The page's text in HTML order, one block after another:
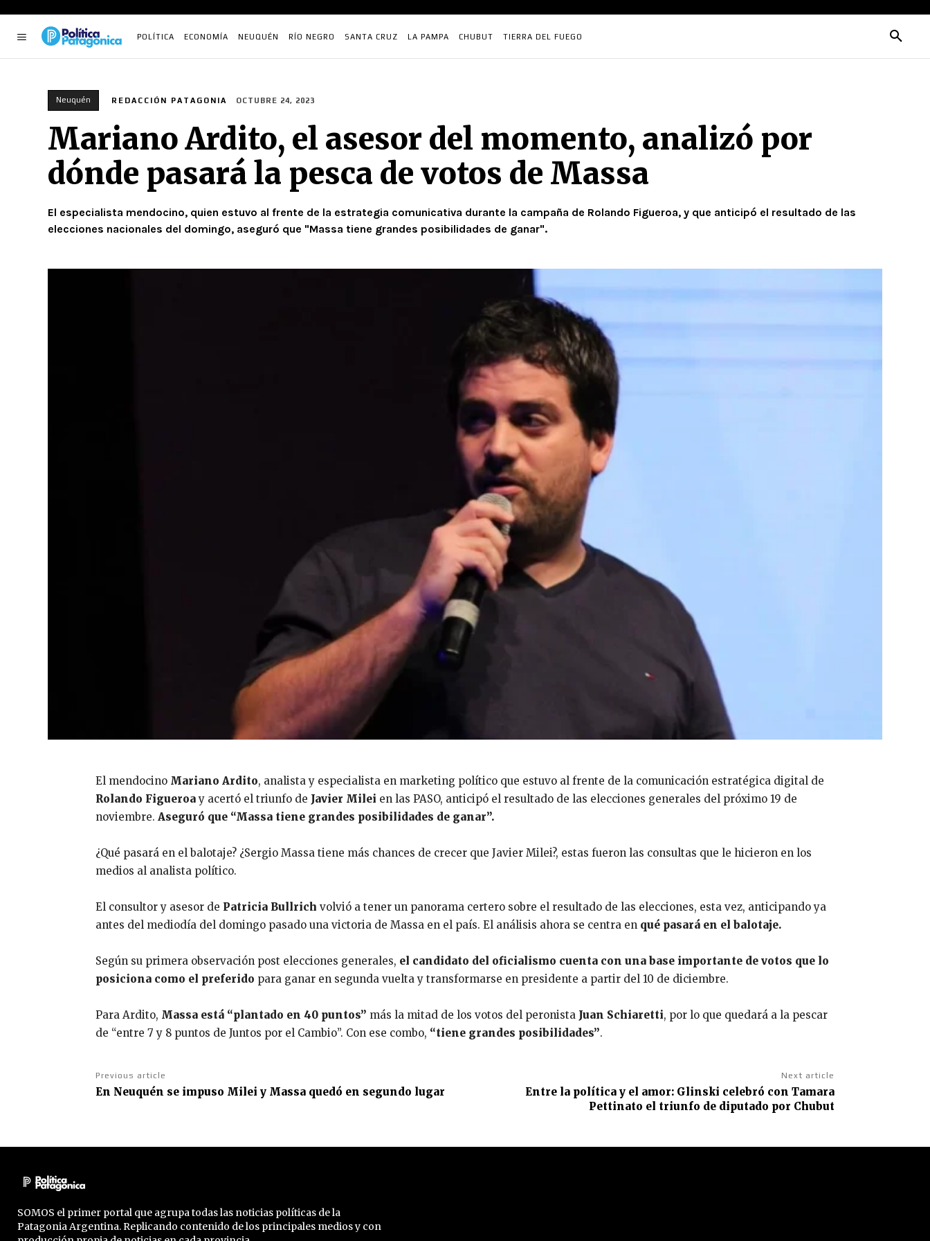
POLÍTICA ECONOMÍA NEUQUÉN RÍO NEGRO SANTA CRUZ LA PAMPA CHUBUT TIERRA DEL FUEGO
Neuquén REDACCIÓN PATAGONIA OCTUBRE 24, 2023
Mariano Ardito, el asesor del momento, analizó por
dónde pasará la pesca de votos de Massa
El especialista mendocino, quien estuvo al frente de la estrategia comunicativa durante la campaña de Rolando Figueroa, y que anticipó el resultado de las
elecciones nacionales del domingo, aseguró que "Massa tiene grandes posibilidades de ganar".
El mendocino Mariano Ardito, analista y especialista en marketing político que estuvo al frente de la comunicación estratégica digital de
Rolando Figueroay acertó el triunfo de Javier Milei en las PASO, anticipó el resultado de las elecciones generales del próximo 19 de
noviembre. Aseguró que “Massa tiene grandes posibilidades de ganar”.
¿Qué pasará en el balotaje? ¿Sergio Massa tiene más chances de crecer que Javier Milei?, estas fueron las consultas que le hicieron en los
medios al analista político.
El consultor y asesor de Patricia Bullrich volvió a tener un panorama certero sobre el resultado de las elecciones, esta vez, anticipando ya
antes del mediodía del domingo pasado una victoria de Massa en el país. El análisis ahora se centra en qué pasará en el balotaje.
Según su primera observación post elecciones generales, el candidato del oficialismo cuenta con una base importante de votos que lo
posiciona como el preferido para ganar en segunda vuelta y transformarse en presidente a partir del 10 de diciembre.
Para Ardito, Massa está “plantado en 40 puntos” más la mitad de los votos del peronista Juan Schiaretti, por lo que quedará a la pescar
de “entre 7 y 8 puntos de Juntos por el Cambio”. Con ese combo, “tiene grandes posibilidades”.
Previous article
En Neuquén se impuso Milei y Massa quedó en segundo lugar
Next article
Entre la política y el amor: Glinski celebró con Tamara
Pettinato el triunfo de diputado por Chubut
SOMOS el primer portal que agrupa todas las noticias políticas de la
Patagonia Argentina. Replicando contenido de los principales medios y con